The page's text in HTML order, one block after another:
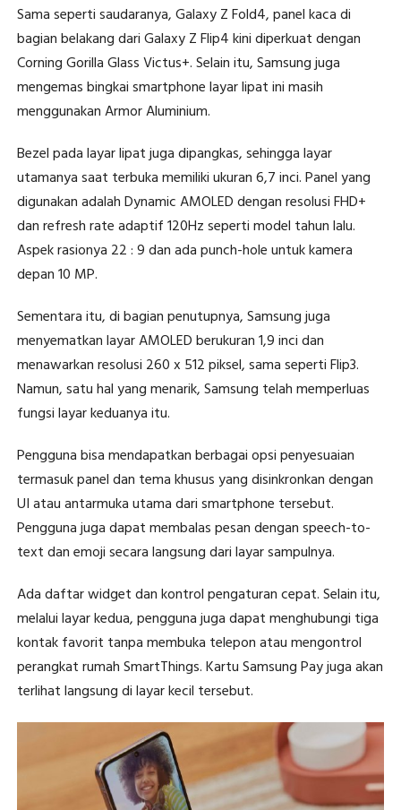
Sama seperti saudaranya, Galaxy Z Fold4, panel kaca di
bagian belakang dari Galaxy Z Flip4 kini diperkuat dengan
Corning Gorilla Glass Victus+. Selain itu, Samsung juga
mengemas bingkai smartphone layar lipat ini masih
menggunakan Armor Aluminium.
Bezel pada layar lipat juga dipangkas, sehingga layar
utamanya saat terbuka memiliki ukuran 6,7 inci. Panel yang
digunakan adalah Dynamic AMOLED dengan resolusi FHD+
dan refresh rate adaptif 120Hz seperti model tahun lalu.
Aspek rasionya 22 : 9 dan ada punch-hole untuk kamera
depan 10 MP.
Sementara itu, di bagian penutupnya, Samsung juga
menyematkan layar AMOLED berukuran 1,9 inci dan
menawarkan resolusi 260 x 512 piksel, sama seperti Flip3.
Namun, satu hal yang menarik, Samsung telah memperluas
fungsi layar keduanya itu.
Pengguna bisa mendapatkan berbagai opsi penyesuaian
termasuk panel dan tema khusus yang disinkronkan dengan
UI atau antarmuka utama dari smartphone tersebut.
Pengguna juga dapat membalas pesan dengan speech-to-
text dan emoji secara langsung dari layar sampulnya.
Ada daftar widget dan kontrol pengaturan cepat. Selain itu,
melalui layar kedua, pengguna juga dapat menghubungi tiga
kontak favorit tanpa membuka telepon atau mengontrol
perangkat rumah SmartThings. Kartu Samsung Pay juga akan
terlihat langsung di layar kecil tersebut.